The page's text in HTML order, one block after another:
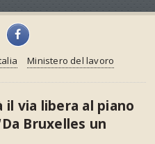
Ministero del lavoro
il via libera al piano
Bruxelles un